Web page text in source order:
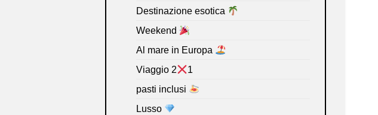
Destinazione esotica
Weekend
Al mare in Europa
Viaggio 2
1
pasti inclusi
Lusso